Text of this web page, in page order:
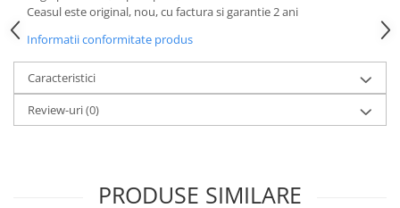
Dispozitive Inele
Fierastraie / Panze
Mandrine si Burghie
Nicovale si Suporti
Ceasul este original, nou, cu factura si garantie 2 ani
Informatii conformitate produs
Caracteristici
Review-uri(0)
PRODUSE SIMILARE